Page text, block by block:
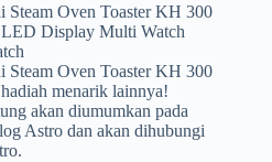
Oven Toaster KH 300
Display Multi Watch
Oven Toaster KH 300
menarik lainnya!
akan diumumkan pada
Astro dan akan dihubungi